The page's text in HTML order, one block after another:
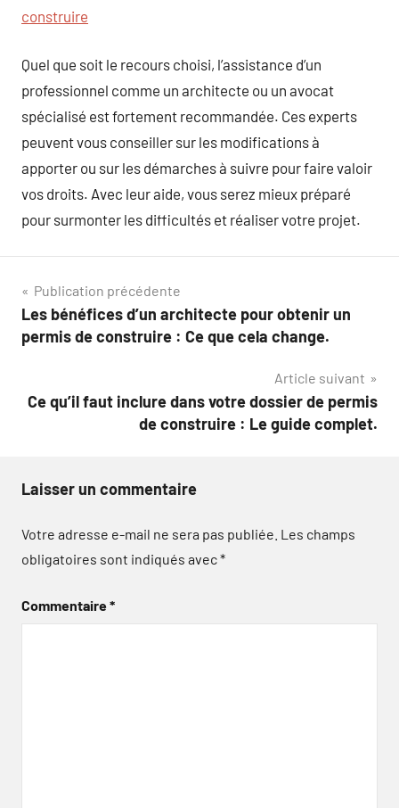
construire
Quel que soit le recours choisi, l’assistance d’un
professionnel comme un architecte ou un avocat
spécialisé est fortement recommandée. Ces experts
peuvent vous conseiller sur les modifications à
apporter ou sur les démarches à suivre pour faire valoir
vos droits. Avec leur aide, vous serez mieux préparé
pour surmonter les difficultés et réaliser votre projet.
Navigation
de
Publication précédente
Les bénéfices d’un architecte pour obtenir un
permis de construire : Ce que cela change.
Article suivant
Ce qu’il faut inclure dans votre dossier de permis
de construire : Le guide complet.
Laisser un commentaire
Votre adresse e-mail ne sera pas publiée. Les champs
obligatoires sont indiqués avec*
Commentaire*